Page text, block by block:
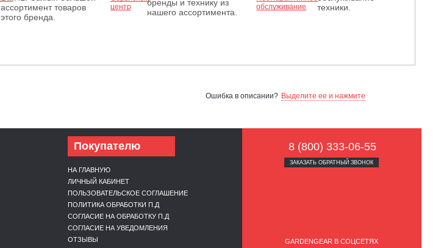
ассортимент товаров
этого бренда.
бренды и технику из
нашего ассортимента.
техники.
Ошибка в описании? Выделите ее и нажмите
Покупателю
НА ГЛАВНУЮ
ЛИЧНЫЙ КАБИНЕТ
ПОЛЬЗОВАТЕЛЬСКОЕ СОГЛАШЕНИЕ
ПОЛИТИКА ОБРАБОТКИ П.Д
СОГЛАСИЕ НА ОБРАБОТКУ П.Д
СОГЛАСИЕ НА УВЕДОМЛЕНИЯ
ОТЗЫВЫ
8 (800) 333-06-55
ЗАКАЗАТЬ ОБРАТНЫЙ ЗВОНОК
GARDENGEAR В СОЦСЕТЯХ